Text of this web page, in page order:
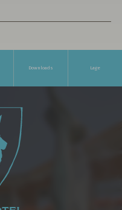
Downloads Lage